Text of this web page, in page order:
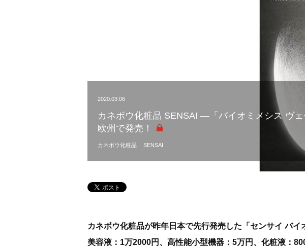
2020.03.06
カネボウ化粧品 SENSAI ―「バイオミメシス ヴ
欧州で発売！
カネボウ化粧品 SENSAI
カネボウ化粧品が昨年日本で先行発売した「センサイ バ
美容液：1万2000円、高性能小型機器：5万円、化粧液：